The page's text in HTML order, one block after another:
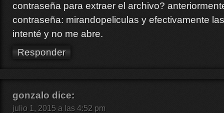
contraseña para extraer el archivo?
contraseña: mirandopeliculas y efectivamente
intenté y no me abre.
Responder
gonzalo dice:
julio 1, 2015 a las 4:52 pm